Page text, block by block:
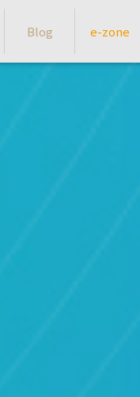
Blog e-zone